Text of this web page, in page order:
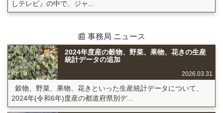
しテレビ』の中で、ジャ...
📰 事務局 ニュース
2024年度産の穀物、野菜、果物、花きの生産
統計データの追加
2026.03.31
穀物、野菜、果物、花きといった生産統計データについて、
2024年(令和6年)度産の都道府県別デ...